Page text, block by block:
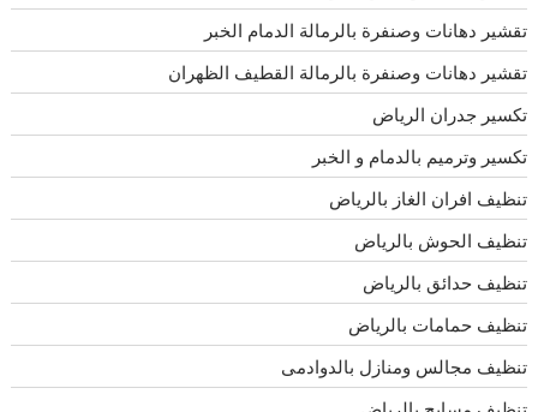
تقشير دهانات وصنفرة بالرمالة الدمام الخبر
تقشير دهانات وصنفرة بالرمالة القطيف الظهران
تكسير جدران الرياض
تكسير وترميم بالدمام و الخبر
تنظيف افران الغاز بالرياض
تنظيف الحوش بالرياض
تنظيف حدائق بالرياض
تنظيف حمامات بالرياض
تنظيف مجالس ومنازل بالدوادمى